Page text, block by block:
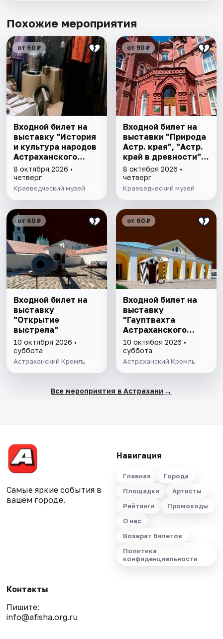
Похожие мероприятия
от 60 ₽
Входной билет на
выставку "История
и культура народов
Астраханского
края"
8 октября 2026 •
четверг
Краеведческий музей
от 90 ₽
Входной билет на
выставки "Природа
Астр. края", "Астр.
край в древности",
"Заселение Астр.
края"
8 октября 2026 •
четверг
Краеведческий музей
от 60 ₽
Входной билет на
выставку
"Открытие
выстрела"
10 октября 2026 •
суббота
Астраханский Кремль
от 60 ₽
Входной билет на
выставку
"Гауптвахта
Астраханского
гарнизона. XIX в."
10 октября 2026 •
суббота
Астраханский Кремль
Все мероприятия в Астрахани →
Самые яркие события в
вашем городе.
Навигация
Главная
Города
Площадки
Артисты
Рейтинги
Промокоды
О нас
Возврат билетов
Политика
конфиденциальности
Контакты
Пишите:
info@afisha.org.ru